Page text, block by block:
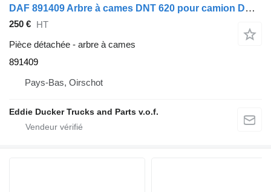
DAF 891409 Arbre à cames DNT 620 pour camion DAF YA 4442
250 € HT
Pièce détachée - arbre à cames
891409
Pays-Bas, Oirschot
Eddie Ducker Trucks and Parts v.o.f.